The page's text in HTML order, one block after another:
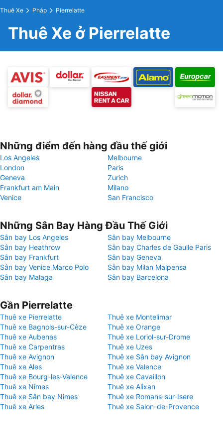
Thuê Xe Pháp Pierrelatte
Thuê Xe ở Pierrelatte
Những điểm đến hàng đầu thế giới
Los Angeles
Melbourne
London
Paris
Geneva
Zurich
Frankfurt am Main
Milano
Venice
San Francisco
Những Sân Bay Hàng Đầu Thế Giới
Sân bay Los Angeles
Sân bay Melbourne
Sân bay Heathrow
Sân bay Charles de Gaulle Paris
Sân bay Frankfurt
Sân bay Geneva
Sân bay Venice Marco Polo
Sân bay Milan Malpensa
Sân bay Malaga
Sân bay Barcelona
Gần Pierrelatte
Thuê xe Pierrelatte
Thuê xe Montelimar
Thuê xe Bagnols-sur-Cèze
Thuê xe Orange
Thuê xe Aubenas
Thuê xe Loriol-sur-Drome
Thuê xe Carpentras
Thuê xe Uzes
Thuê xe Avignon
Thuê xe Sân bay Avignon
Thuê xe Ales
Thuê xe Valence
Thuê xe Bourg-les-Valence
Thuê xe Cavaillon
Thuê xe Nîmes
Thuê xe Alixan
Thuê xe Sân bay Nimes
Thuê xe Romans-sur-Isere
Thuê xe Arles
Thuê xe Salon-de-Provence